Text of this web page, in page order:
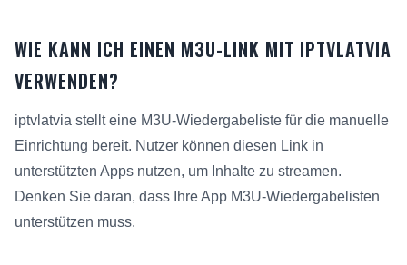
WIE KANN ICH EINEN M3U-LINK MIT IPTVLATVIA
VERWENDEN?
iptvlatvia stellt eine M3U-Wiedergabeliste für die manuelle
Einrichtung bereit. Nutzer können diesen Link in
unterstützten Apps nutzen, um Inhalte zu streamen.
Denken Sie daran, dass Ihre App M3U-Wiedergabelisten
unterstützen muss.